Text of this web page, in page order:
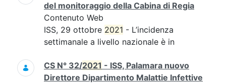
del monitoraggio della Cabina di Regia
Contenuto Web
ISS, 29 ottobre 2021 - L’incidenza
settimanale a livello nazionale è in
CS N° 32/2021 - ISS, Palamara nuovo
Direttore Dipartimento Malattie Infettive